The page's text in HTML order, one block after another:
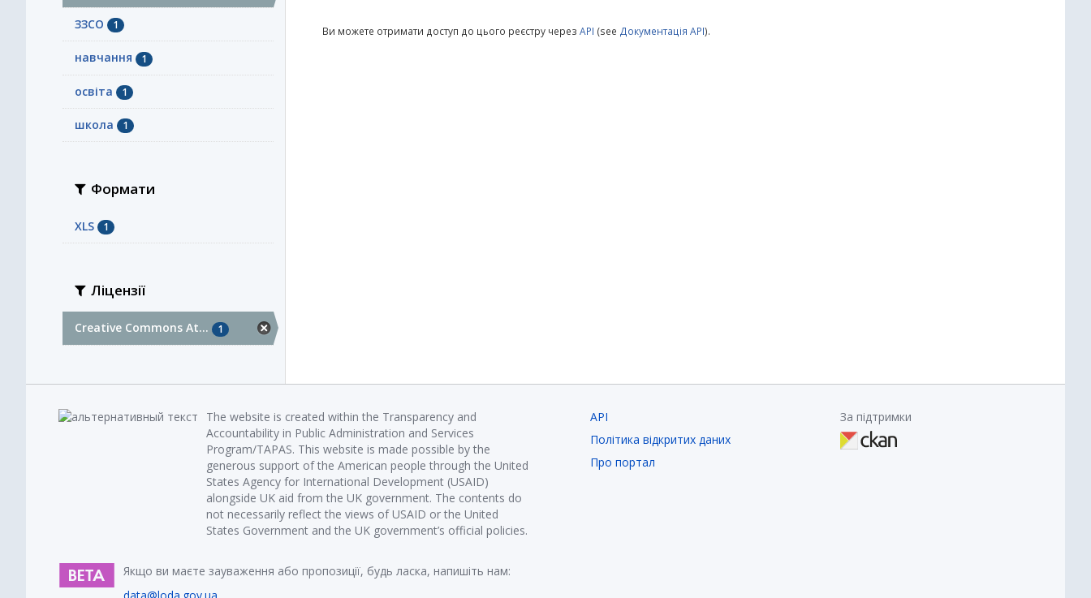
ЗЗСО 1
навчання 1
освіта 1
школа 1
Формати
XLS 1
Ліцензії
Creative Commons At... 1
Ви можете отримати доступ до цього реєстру через API (see Документація API).
The website is created within the Transparency and
Accountability in Public Administration and Services
Program/TAPAS. This website is made possible by the
generous support of the American people through the United
States Agency for International Development (USAID)
alongside UK aid from the UK government. The contents do
not necessarily reflect the views of USAID or the United
States Government and the UK government’s official policies.
Якщо ви маєте зауваження або пропозиції, будь ласка, напишіть нам:
data@loda.gov.ua
API
Політика відкритих даних
Про портал
За підтримки